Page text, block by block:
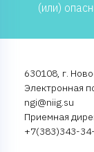
(или)
630108, г.
Электронная
ngi@niig.su
Приемная
+7(383)343-